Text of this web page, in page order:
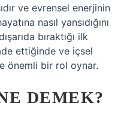
ve evrensel enerjinin
nasıl yansıdığını
bıraktığı ilk
ettiğinde ve içsel
önemli bir rol oynar.
DEMEK?